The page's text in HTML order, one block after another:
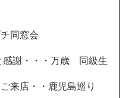
同窓会
感謝・・・万歳 同級生
来店・・鹿児島巡り